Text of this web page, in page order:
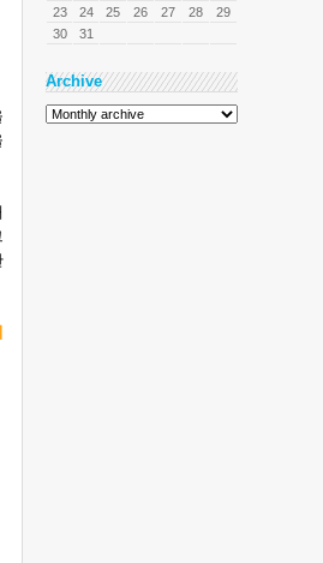
23
24 25 26 27 28
29
30
31
Archive